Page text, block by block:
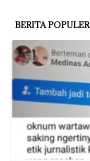
BERITA POPULER